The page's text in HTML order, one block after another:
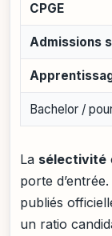
CPGE
Admissions
Bachelor /
La sélectivité
porte
publiés
un ratio